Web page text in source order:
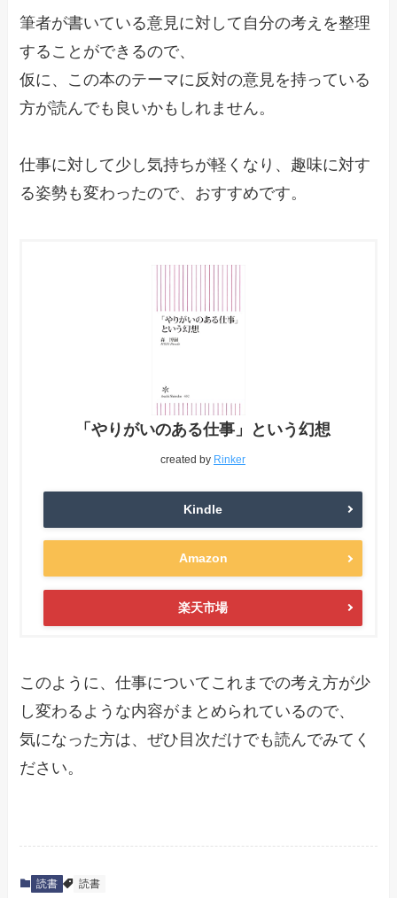
筆者が書いている意見に対して自分の考えを整理
することができるので、
仮に、この本のテーマに反対の意見を持っている
方が読んでも良いかもしれません。
仕事に対して少し気持ちが軽くなり、趣味に対す
る姿勢も変わったので、おすすめです。
「やりがいのある仕事」という幻想
created by Rinker
Kindle
Amazon
楽天市場
このように、仕事についてこれまでの考え方が少
し変わるような内容がまとめられているので、
気になった方は、ぜひ目次だけでも読んでみてく
ださい。
読書 読書